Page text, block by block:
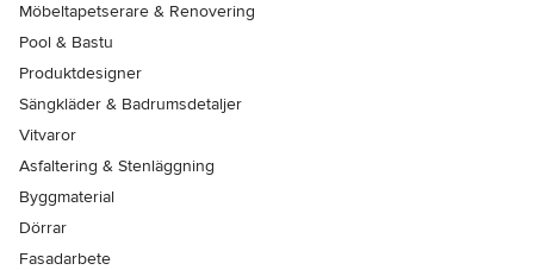
Möbeltapetserare & Renovering
Pool & Bastu
Produktdesigner
Sängkläder & Badrumsdetaljer
Vitvaror
Asfaltering & Stenläggning
Byggmaterial
Dörrar
Fasadarbete